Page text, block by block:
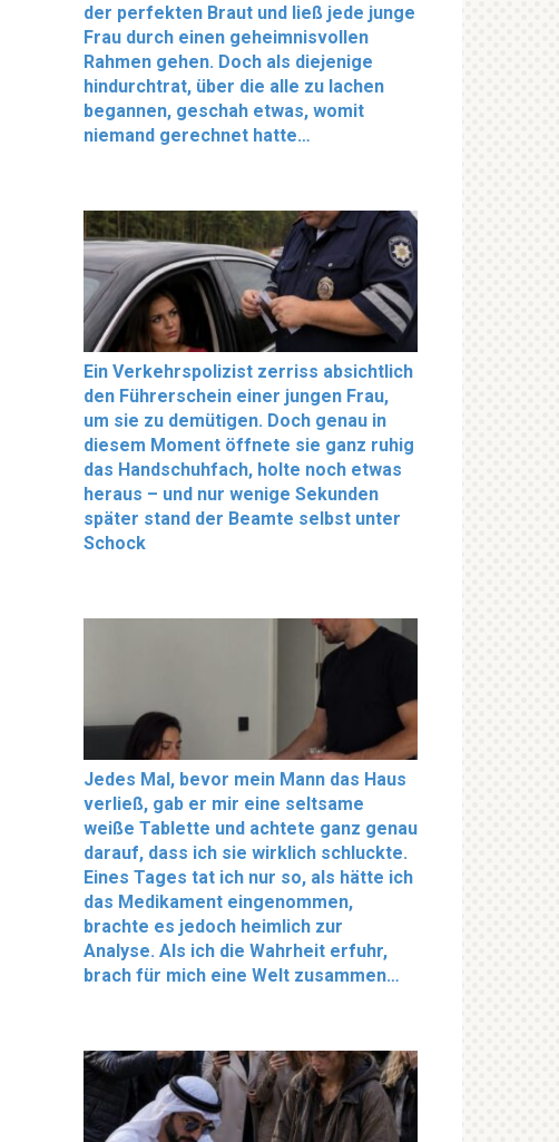
der perfekten Braut und ließ jede junge
Frau durch einen geheimnisvollen
Rahmen gehen. Doch als diejenige
hindurchtrat, über die alle zu lachen
begannen, geschah etwas, womit
niemand gerechnet hatte…
Ein Verkehrspolizist zerriss absichtlich
den Führerschein einer jungen Frau,
um sie zu demütigen. Doch genau in
diesem Moment öffnete sie ganz ruhig
das Handschuhfach, holte noch etwas
heraus – und nur wenige Sekunden
später stand der Beamte selbst unter
Schock
Jedes Mal, bevor mein Mann das Haus
verließ, gab er mir eine seltsame
weiße Tablette und achtete ganz genau
darauf, dass ich sie wirklich schluckte.
Eines Tages tat ich nur so, als hätte ich
das Medikament eingenommen,
brachte es jedoch heimlich zur
Analyse. Als ich die Wahrheit erfuhr,
brach für mich eine Welt zusammen…